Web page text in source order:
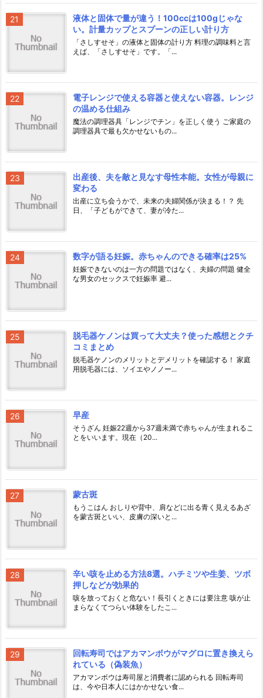
液体と固体で量が違う！100ccは100gじゃな
い。計量カップとスプーンの正しい計り方
「さしすせそ」の液体と固体の計り方 料理の調味料と言
えば、「さしすせそ」です。「...
電子レンジで使える容器と使えない容器。レンジ
の温める仕組み
魔法の調理器具「レンジでチン」を正しく使う ご家庭の
調理器具で最も欠かせないもの...
出産後、夫を敵と見なす母性本能。女性が母親に
変わる
出産に立ち会うかで、未来の夫婦関係が決まる！？ 先
日、「子どもができて、妻が冷た...
数字が語る妊娠。赤ちゃんのできる確率は25%
妊娠できないのは一方の問題ではなく、夫婦の問題 健全
な男女のセックスで妊娠率 避...
脱毛器ケノンは買って大丈夫？使った感想とクチ
コミまとめ
脱毛器ケノンのメリットとデメリットを確認する！ 家庭
用脱毛器には、ソイエやノノー...
早産
そうざん 妊娠22週から37週未満で赤ちゃんが生まれるこ
とをいいます。現在（20...
蒙古斑
もうこはん おしりや背中、肩などに出る青く見えるあざ
を蒙古斑といい、皮膚の深いと...
辛い咳を止める方法8選。ハチミツや生姜、ツボ
押しなどが効果的
咳を放っておくと危ない！長引くときには要注意 咳が止
まらなくてつらい体験をしたこ...
回転寿司ではアカマンボウがマグロに置き換えら
れている（偽装魚）
アカマンボウは寿司屋と消費者に認められる 回転寿司
は、今や日本人にはかかせない食...